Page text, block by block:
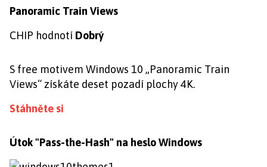
Panoramic Train Views
CHIP hodnotí Dobrý
S free motivem Windows 10 „Panoramic Train
Views“ získáte deset pozadí plochy 4K.
Stáhněte si
Útok "Pass-the-Hash" na heslo Windows